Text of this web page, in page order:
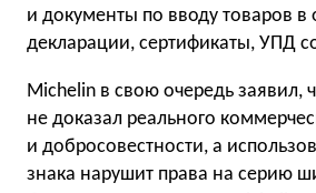
и документы по вводу товаров в
декларации, сертификаты, УПД
Michelin в свою очередь заявил,
не доказал реального
и добросовестности, а
знака нарушит права на серию